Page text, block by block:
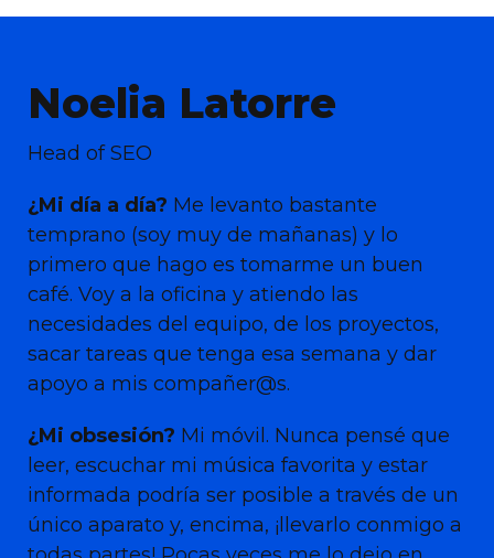
Noelia Latorre
Head of SEO
¿Mi día a día? Me levanto bastante
temprano (soy muy de mañanas) y lo
primero que hago es tomarme un buen
café. Voy a la oficina y atiendo las
necesidades del equipo, de los proyectos,
sacar tareas que tenga esa semana y dar
apoyo a mis compañer@s.
¿Mi obsesión? Mi móvil. Nunca pensé que
leer, escuchar mi música favorita y estar
informada podría ser posible a través de un
único aparato y, encima, ¡llevarlo conmigo a